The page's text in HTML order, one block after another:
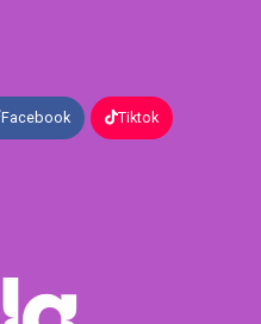
Facebook Tiktok